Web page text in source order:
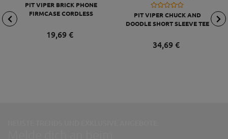
PIT VIPER BRICK PHONE
FIRMCASE CORDLESS
19,69 €
PIT VIPER CHUCK AND
DOODLE SHORT SLEEVE TEE
34,69 €